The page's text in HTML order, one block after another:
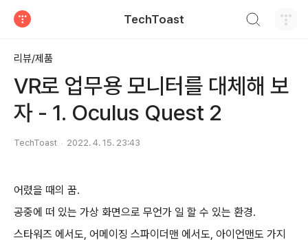
TechToast
리뷰/제품
VR로 업무용 모니터를 대체해 보
자 - 1. Oculus Quest 2
TechToast 2022. 4. 15. 23:43
어렸을 때의 꿈.
공중에 떠 있는 가상 화면으로 무언가 일 할 수 있는 환경.
스타워즈 에서도, 어메이징 스파이더맨 에서도, 아이언맨도 가지